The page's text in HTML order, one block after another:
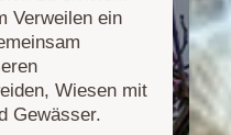
Verweilen ein
Wiesen mit
Gewässer.